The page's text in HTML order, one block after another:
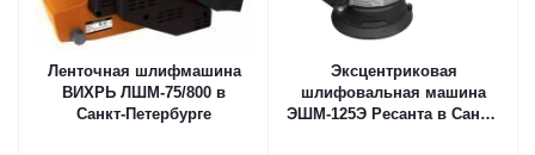
Ленточная шлифмашина
ВИХРЬ ЛШМ-75/800 в
Санкт-Петербурге
Эксцентриковая
шлифовальная машина
ЭШМ-125Э Ресанта в Санкт-